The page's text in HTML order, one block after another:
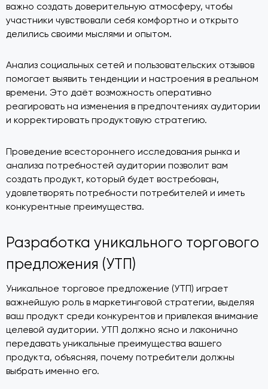
важно создать доверительную атмосферу, чтобы
участники чувствовали себя комфортно и открыто
делились своими мыслями и опытом.
Анализ социальных сетей и пользовательских отзывов
помогает выявить тенденции и настроения в реальном
времени. Это даёт возможность оперативно
реагировать на изменения в предпочтениях аудитории
и корректировать продуктовую стратегию.
Проведение всестороннего исследования рынка и
анализа потребностей аудитории позволит вам
создать продукт, который будет востребован,
удовлетворять потребности потребителей и иметь
конкурентные преимущества.
Разработка уникального торгового
предложения (УТП)
Уникальное торговое предложение (УТП) играет
важнейшую роль в маркетинговой стратегии, выделяя
ваш продукт среди конкурентов и привлекая внимание
целевой аудитории. УТП должно ясно и лаконично
передавать уникальные преимущества вашего
продукта, объясняя, почему потребители должны
выбрать именно его.